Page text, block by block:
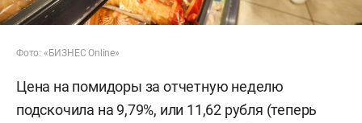
Фото: «БИЗНЕС Online»
Цена на помидоры за отчетную неделю
подскочила на 9,79%, или 11,62 рубля (теперь